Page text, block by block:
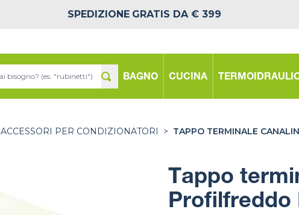
SPEDIZIONE GRATIS DA € 399
BAGNO CUCINA
ACCESSORI PER CONDIZIONATORI > TAPPO TERMINALE
Tappo
Profilfreddo